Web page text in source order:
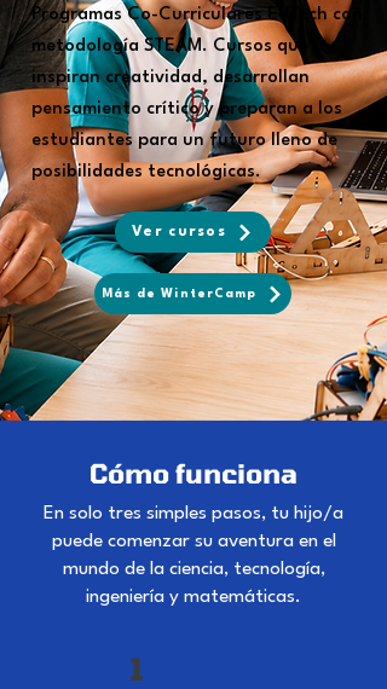
Programas Co-Curriculares EdTech con
metodología STEAM. Cursos que
inspiran creatividad, desarrollan
pensamiento crítico y preparan a los
estudiantes para un futuro lleno de
posibilidades tecnológicas.
Ver cursos
Más de WinterCamp
Cómo funciona
En solo tres simples pasos, tu hijo/a
puede comenzar su aventura en el
mundo de la ciencia, tecnología,
ingeniería y matemáticas.
1